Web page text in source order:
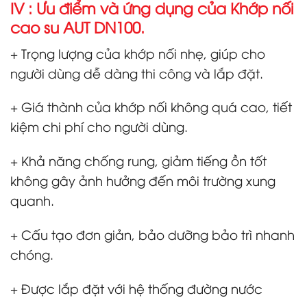
IV : Ưu điểm và ứng dụng của Khớp nối
cao su AUT DN100.
+ Trọng lượng của khớp nối nhẹ, giúp cho
người dùng dễ dàng thi công và lắp đặt.
+ Giá thành của khớp nối không quá cao, tiết
kiệm chi phí cho người dùng.
+ Khả năng chống rung, giảm tiếng ồn tốt
không gây ảnh hưởng đến môi trường xung
quanh.
+ Cấu tạo đơn giản, bảo dưỡng bảo trì nhanh
chóng.
+ Được lắp đặt với hệ thống đường nước